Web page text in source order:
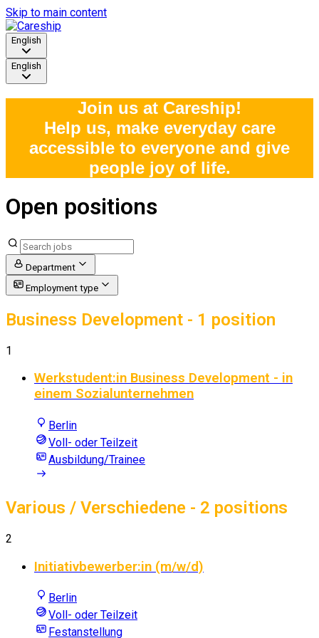
Skip to main content
English
English
Join us at Careship!
Help us, make everyday care
accessible to everyone and give
people joy of life.
Open positions
Department
Employment type
Business Development - 1 position
1
Werkstudent:in Business Development - in
einem Sozialunternehmen
Berlin
Voll- oder Teilzeit
Ausbildung/Trainee
Various / Verschiedene - 2 positions
2
Initiativbewerber:in (m/w/d)
Berlin
Voll- oder Teilzeit
Festanstellung